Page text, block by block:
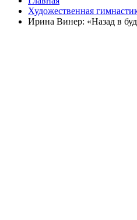
Художественная
Ирина Винер: «Назад в